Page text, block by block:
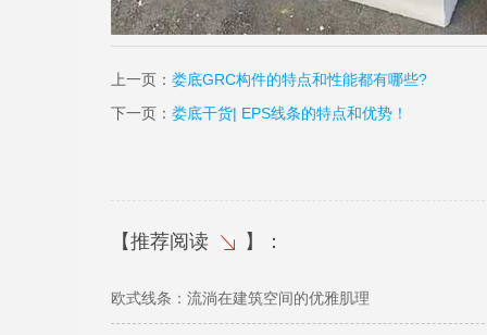
上一页： 娄底GRC构件的特点和性能都有哪些?
下一页： 娄底干货| EPS线条的特点和优势！
【推荐阅读 】：
欧式线条：流淌在建筑空间的优雅肌理